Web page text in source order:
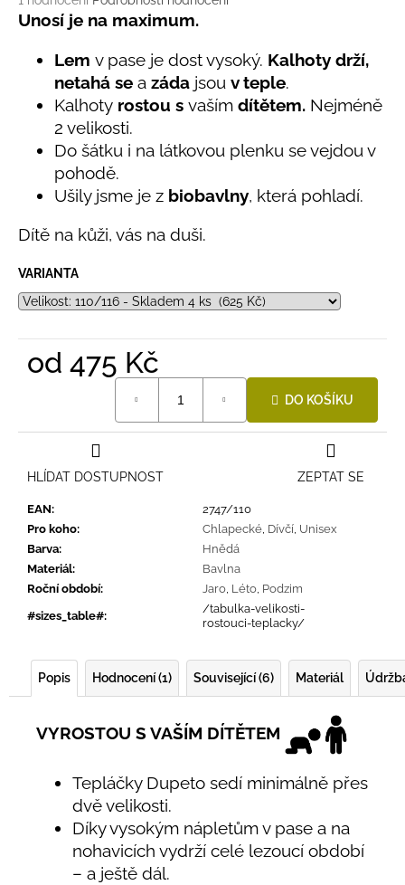
hodnocení
produktu
Unosí je na maximum.
Lem v pase je dost vysoký. Kalhoty drží,
netahá se a záda jsou v teple.
Kalhoty rostou s vaším dítětem. Nejméně
2 velikosti.
Do šátku i na látkovou plenku se vejdou v
pohodě.
Ušily jsme je z biobavlny, která pohladí.
Dítě na kůži, vás na duši.
VARIANTA
od 475 Kč
DO KOŠÍKU
EAN:
2747/110
Pro koho: Chlapecké, Dívčí, Unisex
Barva:
Hnědá
Materiál:
Bavlna
Roční období: Jaro, Léto, Podzim
#sizes_table#:
/tabulka-velikosti-
rostouci-teplacky/
ZEPTAT SE
HLÍDAT DOSTUPNOST
Popis Hodnocení (1) Související (6) Materiál
VYROSTOU S VAŠÍM DÍTĚTEM
Tepláčky Dupeto sedí minimálně přes
dvě velikosti.
Díky vysokým nápletům v pase a na
nohavicích vydrží celé lezoucí období
– a ještě dál.
u
LETNÍ
KLOBOUČEK
OUŠKY
30
395